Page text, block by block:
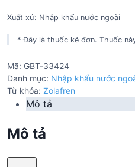
Xuất xứ: Nhập khẩu nước ngoài
* Đây là thuốc kê đơn. Thuốc
Mã: GBT-33424
Danh mục: Nhập khẩu nước
Từ khóa: Zolafren
Mô tả
Mô tả